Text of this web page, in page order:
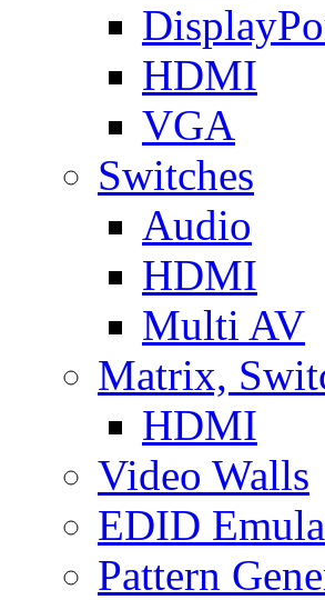
HDMI
VGA
Switches
Audio
HDMI
Multi AV
Matrix,
HDMI
Video Walls
EDID
Pattern